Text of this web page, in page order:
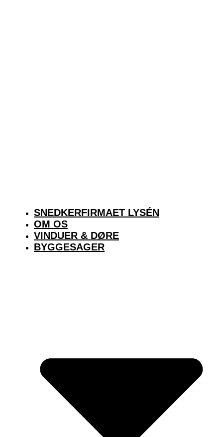
SNEDKERFIRMAET LYSÉN
OM OS
VINDUER & DØRE
BYGGESAGER